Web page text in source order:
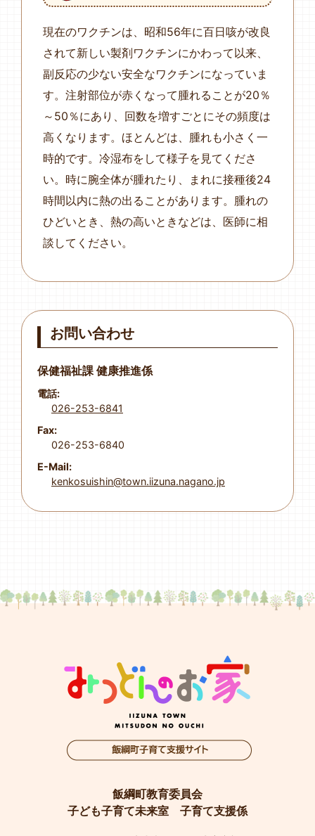
現在のワクチンは、昭和56年に百日咳が改良
されて新しい製剤ワクチンにかわって以来、
副反応の少ない安全なワクチンになっていま
す。注射部位が赤くなって腫れることが20％
～50％にあり、回数を増すごとにその頻度は
高くなります。ほとんどは、腫れも小さく一
時的です。冷湿布をして様子を見てくださ
い。時に腕全体が腫れたり、まれに接種後24
時間以内に熱の出ることがあります。腫れの
ひどいとき、熱の高いときなどは、医師に相
談してください。
お問い合わせ
保健福祉課 健康推進係
電話:
026-253-6841
Fax:
026-253-6840
E-Mail:
kenkosuishin@town.iizuna.nagano.jp
飯綱町教育委員会
子ども子育て未来室 子育て支援係